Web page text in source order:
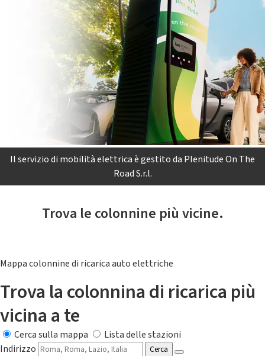
Il servizio di mobilità elettrica è gestito da Plenitude On The
Road S.r.l.
Trova le colonnine più vicine.
Mappa colonnine di ricarica auto elettriche
Trova la colonnina di ricarica più
vicina a te
Cerca sulla mappa
Lista delle stazioni
Indirizzo
Cerca